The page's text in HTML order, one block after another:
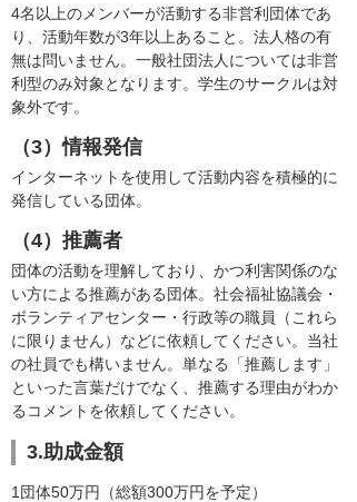
4名以上のメンバーが活動する非営利団体であ
り、活動年数が3年以上あること。法人格の有
無は問いません。一般社団法人については非営
利型のみ対象となります。学生のサークルは対
象外です。
（3）情報発信
インターネットを使用して活動内容を積極的に
発信している団体。
（4）推薦者
団体の活動を理解しており、かつ利害関係のな
い方による推薦がある団体。社会福祉協議会・
ボランティアセンター・行政等の職員（これら
に限りません）などに依頼してください。当社
の社員でも構いません。単なる「推薦します」
といった言葉だけでなく、推薦する理由がわか
るコメントを依頼してください。
3.助成金額
1団体50万円（総額300万円を予定）